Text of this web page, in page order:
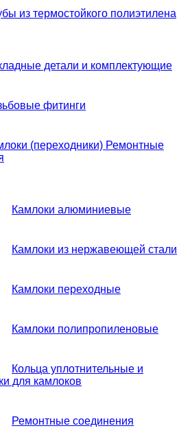
из термостойкого полиэтилена
детали и комплектующие
фитинги
(переходники) Ремонтные
Камлоки алюминиевые
Камлоки из нержавеющей стали
Камлоки переходные
Камлоки полипропиленовые
Кольца уплотнительные и
для камлоков
Ремонтные соединения